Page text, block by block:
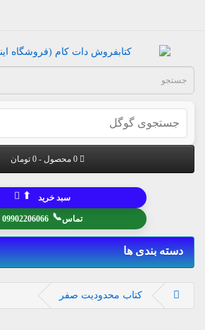
0 محصول - 0 تومان
تماس📞
09902206066
سبد خرید ⬆
دسته بندی ها
کتاب محدودیت صفر